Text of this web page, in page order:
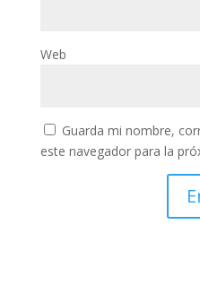
Web
Guarda mi nombre,
este navegador para la